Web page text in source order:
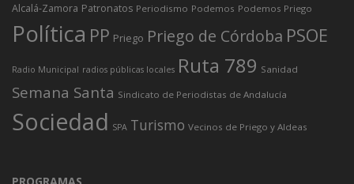
Alcalá-Zamora Patronatos Periodismo Podemos Podemos Priego
Política PP Priego Priego de Córdoba PSOE
Radio Municipal radios públicas locales Ruta 789 Sanidad
Semana Santa Sindicato de Periodistas de Andalucía
Sociedad SPA Turismo Vecinos de Priego y Aldeas
PROGRAMAS